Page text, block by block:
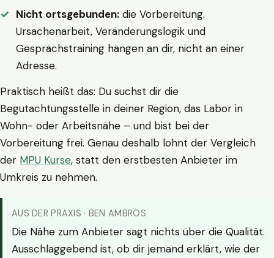
Nicht ortsgebunden: die Vorbereitung.
Ursachenarbeit, Veränderungslogik und
Gesprächstraining hängen an dir, nicht an einer
Adresse.
Praktisch heißt das: Du suchst dir die
Begutachtungsstelle in deiner Region, das Labor in
Wohn- oder Arbeitsnähe – und bist bei der
Vorbereitung frei. Genau deshalb lohnt der Vergleich
der MPU Kurse, statt den erstbesten Anbieter im
Umkreis zu nehmen.
AUS DER PRAXIS · BEN AMBROS
Die Nähe zum Anbieter sagt nichts über die Qualität.
Ausschlaggebend ist, ob dir jemand erklärt, wie der